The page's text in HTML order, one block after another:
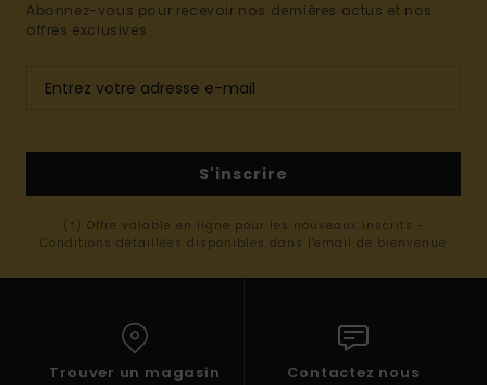
Abonnez-vous pour recevoir nos dernières actus et nos
offres exclusives.
S'inscrire
(*) Offre valable en ligne pour les nouveaux inscrits -
Conditions détaillées disponibles dans l'email de bienvenue
Trouver un magasin Contactez nous